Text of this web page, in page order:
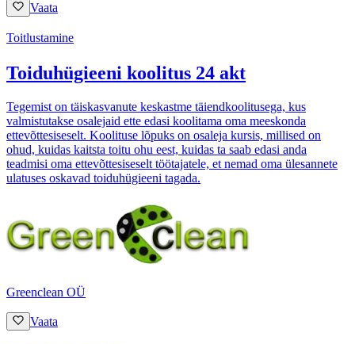
Vaata
Toitlustamine
Toiduhügieeni koolitus 24 akt
Tegemist on täiskasvanute keskastme täiendkoolitusega, kus
valmistutakse osalejaid ette edasi koolitama oma meeskonda
ettevõttesiseselt. Koolituse lõpuks on osaleja kursis, millised on
ohud, kuidas kaitsta toitu ohu eest, kuidas ta saab edasi anda
teadmisi oma ettevõttesiseselt töötajatele, et nemad oma ülesannete
ulatuses oskavad toiduhügieeni tagada.
Greenclean OÜ
Vaata